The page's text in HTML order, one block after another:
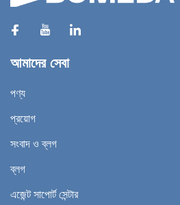
আমাদের সেবা
পণ্য
প্রয়োগ
সংবাদ ও ব্লগ
ব্লগ
এজেন্ট সাপোর্ট সেন্টার